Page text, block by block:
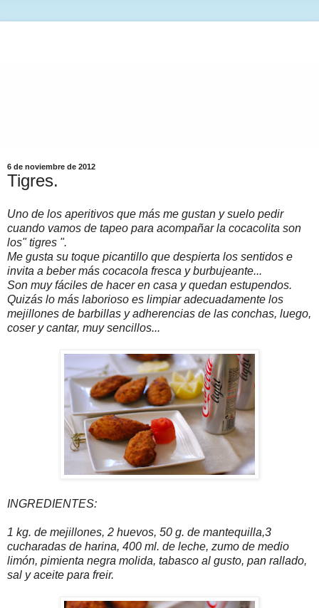
6 de noviembre de 2012
Tigres.
Uno de los aperitivos que más me gustan y suelo pedir
cuando vamos de tapeo para acompañar la cocacolita son
los" tigres ".
Me gusta su toque picantillo que despierta los sentidos e
invita a beber más cocacola fresca y burbujeante...
Son muy fáciles de hacer en casa y quedan estupendos.
Quizás lo más laborioso es limpiar adecuadamente los
mejillones de barbillas y adherencias de las conchas, luego,
coser y cantar, muy sencillos...
INGREDIENTES:
1 kg. de mejillones, 2 huevos, 50 g. de mantequilla,3
cucharadas de harina, 400 ml. de leche, zumo de medio
limón, pimienta negra molida, tabasco al gusto, pan rallado,
sal y aceite para freir.